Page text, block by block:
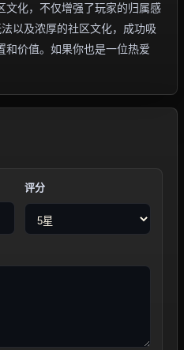
文化，不仅增强了玩家的归属感
以及浓厚的社区文化，成功吸
和价值。如果你也是一位热爱
评分